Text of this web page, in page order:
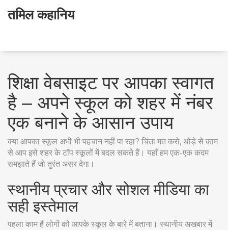
तमिल कहानिय
शिक्षा वेबसाइट पर आपका स्वागत
है – अपने स्कूल को शहर में नंबर
एक बनाने के आसान उपाय
क्या आपका स्कूल अभी भी पहचान नहीं पा रहा? चिंता मत करो, थोड़े से काम
से आप इसे शहर के टॉप स्कूलों में बदल सकते हैं। यहाँ हम एक-एक कदम
समझाते हैं जो तुरंत असर देगा।
स्थानीय प्रचार और सोशल मीडिया का
सही इस्तेमाल
पहला काम है लोगों को आपके स्कूल के बारे में बताना। स्थानीय अखबार में